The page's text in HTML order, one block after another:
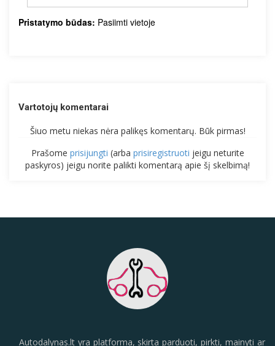
Pristatymo būdas: Pasiimti vietoje
Vartotojų komentarai
Šiuo metu niekas nėra palikęs komentarų. Būk pirmas!
Prašome prisijungti (arba prisiregistruoti jeigu neturite
paskyros) jeigu norite palikti komentarą apie šį skelbimą!
Autodalynas.lt yra platforma, skirta parduoti, pirkti, mainyti ar